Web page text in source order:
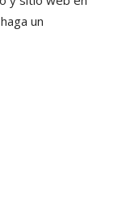
un